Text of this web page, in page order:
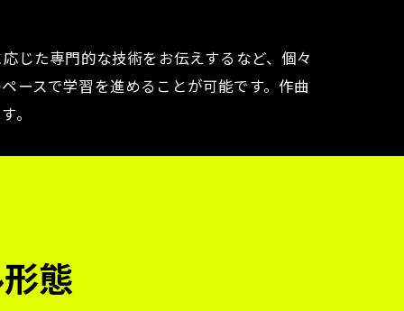
じた専門的な技術をお伝えするなど、個々
ースで学習を進めることが可能です。作曲
。
態